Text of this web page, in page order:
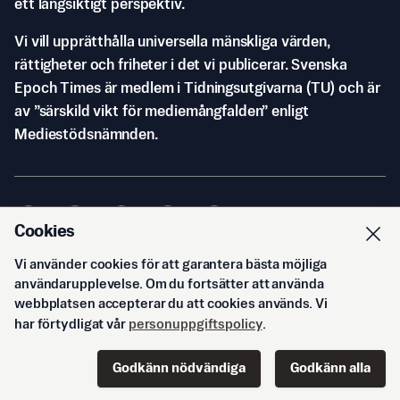
ett långsiktigt perspektiv.
Vi vill upprätthålla universella mänskliga värden,
rättigheter och friheter i det vi publicerar. Svenska
Epoch Times är medlem i Tidningsutgivarna (TU) och är
av ”särskild vikt för mediemångfalden” enligt
Mediestödsnämnden.
© Svenska Epoch Times AB2026
Cookies
Vi använder cookies för att garantera bästa möjliga
användarupplevelse. Om du fortsätter att använda
webbplatsen accepterar du att cookies används. Vi
har förtydligat vår personuppgiftspolicy.
Godkänn nödvändiga Godkänn alla